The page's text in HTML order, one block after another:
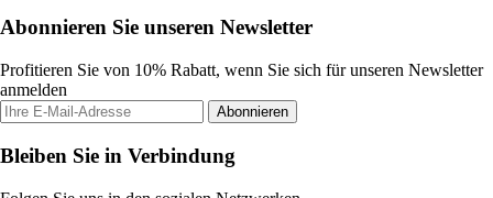
Abonnieren Sie unseren Newsletter
Profitieren Sie von 10% Rabatt, wenn Sie sich für unseren Newsletter
anmelden
Abonnieren
Bleiben Sie in Verbindung